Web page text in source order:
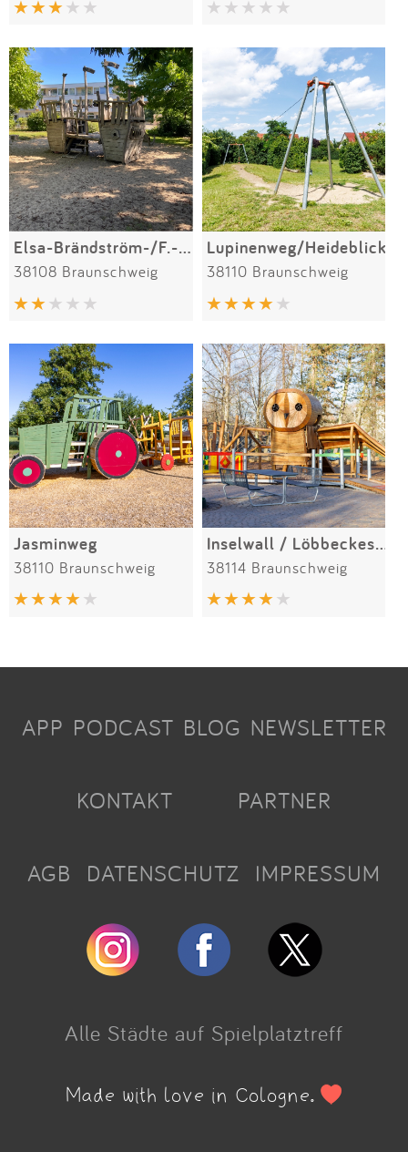
Elsa-Brändström-/F.-Nansen-Straße
38108 Braunschweig
Lupinenweg/Heideblick
38110 Braunschweig
Jasminweg
38110 Braunschweig
Inselwall / Löbbeckes Insel
38114 Braunschweig
APP PODCAST BLOG NEWSLETTER
KONTAKT PARTNER
AGB DATENSCHUTZ IMPRESSUM
Alle Städte auf Spielplatztreff
Made with love in Cologne.